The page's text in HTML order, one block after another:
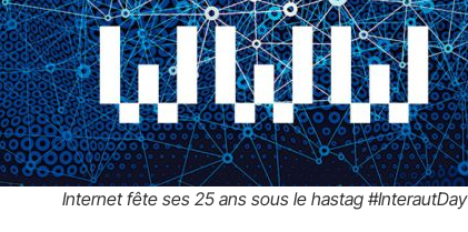
Internet fête ses 25 ans sous le hastag #InterautDay